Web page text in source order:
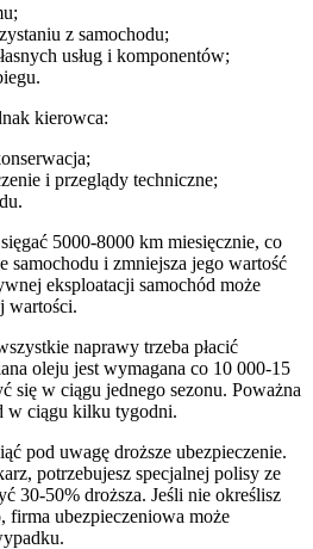
z samochodu;
usług i komponentów;
kierowca:
i przeglądy techniczne;
5000-8000 km miesięcznie, co
samochodu i zmniejsza jego wartość
eksploatacji samochód może
wartości.
naprawy trzeba płacić
oleju jest wymagana co 10 000-15
się w ciągu jednego sezonu. Poważna
w ciągu kilku tygodni.
pod uwagę droższe ubezpieczenie.
potrzebujesz specjalnej polisy ze
30-50% droższa. Jeśli nie określisz
firma ubezpieczeniowa może